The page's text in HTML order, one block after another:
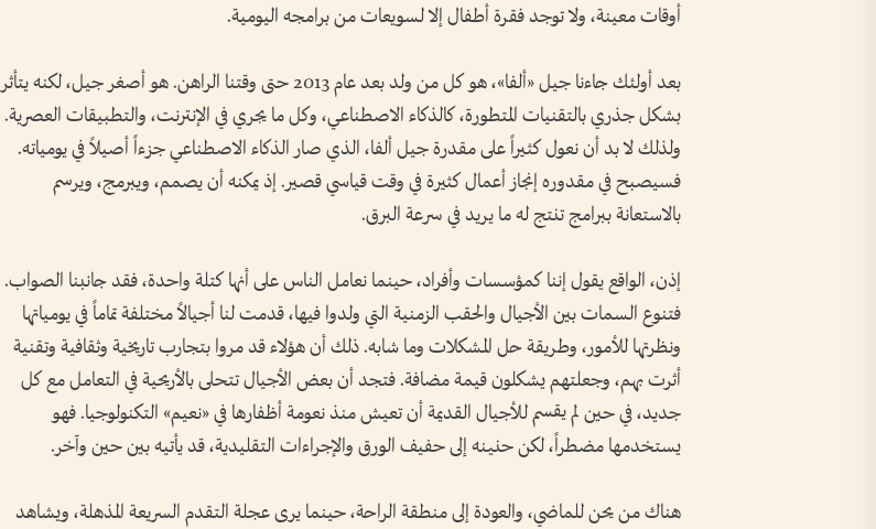
أوقات معينة، ولا توجد فقرة أطفال إلا لسويعات من برامجه اليومية.
بعد أولئك جاءنا جيل «ألفا»، هو كل من ولد بعد عام 2013 حتى وقتنا الراهن. هو أصغر جيل، لكنه يتأثر
بشكل جذري بالتقنيات المتطورة، كالذكاء الاصطناعي، وكل ما يجري في الإنترنت، والتطبيقات العصرية.
ولذلك لا بد أن نعول كثيراً على مقدرة جيل ألفا، الذي صار الذكاء الاصطناعي جزءاً أصيلاً في يومياته.
فسيصبح في مقدوره إنجاز أعمال كثيرة في وقت قياسي قصير. إذ يمكنه أن يصمم، ويبرمج، ويرسم
بالاستعانة ببرامج تنتج له ما يريد في سرعة البرق.
إذن، الواقع يقول إننا كمؤسسات وأفراد، حينما نعامل الناس على أنها كتلة واحدة، فقد جانبنا الصواب.
فتنوع السمات بين الأجيال والحقب الزمنية التي ولدوا فيها، قدمت لنا أجيالاً مختلفة تماماً في يومياتها
ونظرتها للأمور، وطريقة حل المشكلات وما شابه. ذلك أن هؤلاء قد مروا بتجارب تاريخية وثقافية وتقنية
أثرت بهم، وجعلتهم يشكلون قيمة مضافة. فتجد أن بعض الأجيال تتحلى بالأريحية في التعامل مع كل
جديد، في حين لم يقسم للأجيال القديمة أن تعيش منذ نعومة أظفارها في «نعيم» التكنولوجيا. فهو
يستخدمها مضطراً، لكن حنينه إلى حفيف الورق والإجراءات التقليدية، قد يأتيه بين حين وآخر.
هناك من يحن للماضي، والعودة إلى منطقة الراحة، حينما يرى عجلة التقدم السريعة المذهلة، ويشاهد